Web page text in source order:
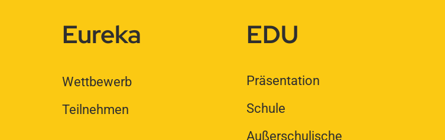
Eureka
Wettbewerb
Teilnehmen
EDU
Präsentation
Schule
Außerschulische